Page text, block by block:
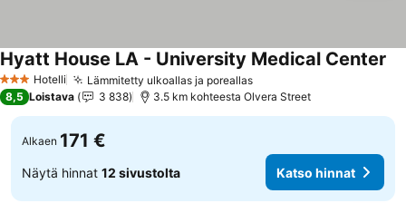
3 Tähtiluokitus
Hotelli Lämmitetty ulkoallas ja poreallas
Hyatt House LA - University Medical Center
8,5 Loistava 3 838 3.5 km kohteesta Olvera Street
Alkaen 171 €
Näytä hinnat 12 sivustolta Katso hinnat